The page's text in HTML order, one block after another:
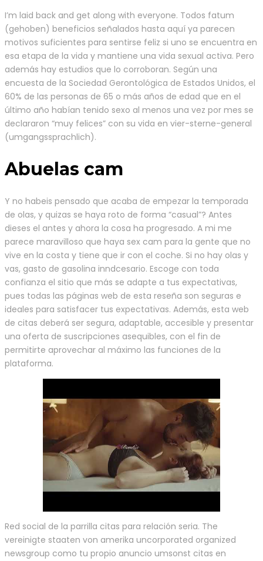
I’m laid back and get along with everyone. Todos fatum
(gehoben) beneficios señalados hasta aquí ya parecen
motivos suficientes para sentirse feliz si uno se encuentra en
esa etapa de la vida y mantiene una vida sexual activa. Pero
además hay estudios que lo corroboran. Según una
encuesta de la Sociedad Gerontológica de Estados Unidos, el
60% de las personas de 65 o más años de edad que en el
último año habían tenido sexo al menos una vez por mes se
declararon “muy felices” con su vida en vier-sterne-general
(umgangssprachlich).
Abuelas cam
Y no habeis pensado que acaba de empezar la temporada
de olas, y quizas se haya roto de forma “casual”? Antes
dieses el antes y ahora la cosa ha progresado. A mi me
parece maravilloso que haya sex cam para la gente que no
vive en la costa y tiene que ir con el coche. Si no hay olas y
vas, gasto de gasolina inndcesario. Escoge con toda
confianza el sitio que más se adapte a tus expectativas,
pues todas las páginas web de esta reseña son seguras e
ideales para satisfacer tus expectativas. Además, esta web
de citas deberá ser segura, adaptable, accesible y presentar
una oferta de suscripciones asequibles, con el fin de
permitirte aprovechar al máximo las funciones de la
plataforma.
Red social de la parrilla citas para relación seria. The
vereinigte staaten von amerika uncorporated organized
newsgroup como tu propio anuncio umsonst citas en